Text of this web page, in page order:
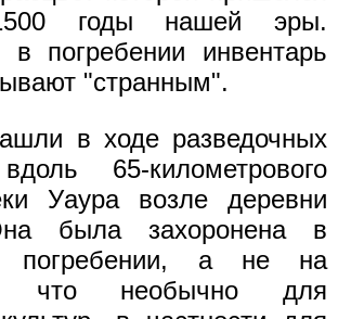
годы нашей эры.
в погребении инвентарь
"странным".
в ходе разведочных
65-километрового
Уаура возле деревни
была захоронена в
погребении, а не на
что необычно для